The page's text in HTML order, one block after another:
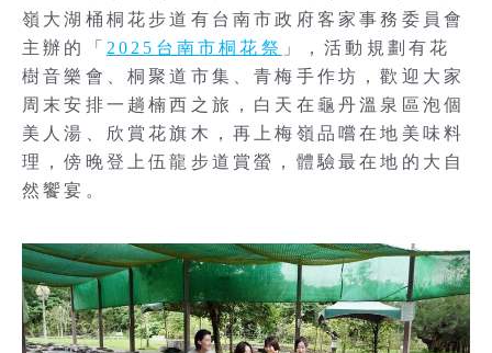
嶺大湖桶桐花步道有台南市政府客家事務委員會
主辦的「 2025台南市桐花祭 」，活動規劃有花
樹音樂會、桐聚道市集、青梅手作坊，歡迎大家
周末安排一趟楠西之旅，白天在龜丹溫泉區泡個
美人湯、欣賞花旗木，再上梅嶺品嚐在地美味料
理，傍晚登上伍龍步道賞螢，體驗最在地的大自
然饗宴。